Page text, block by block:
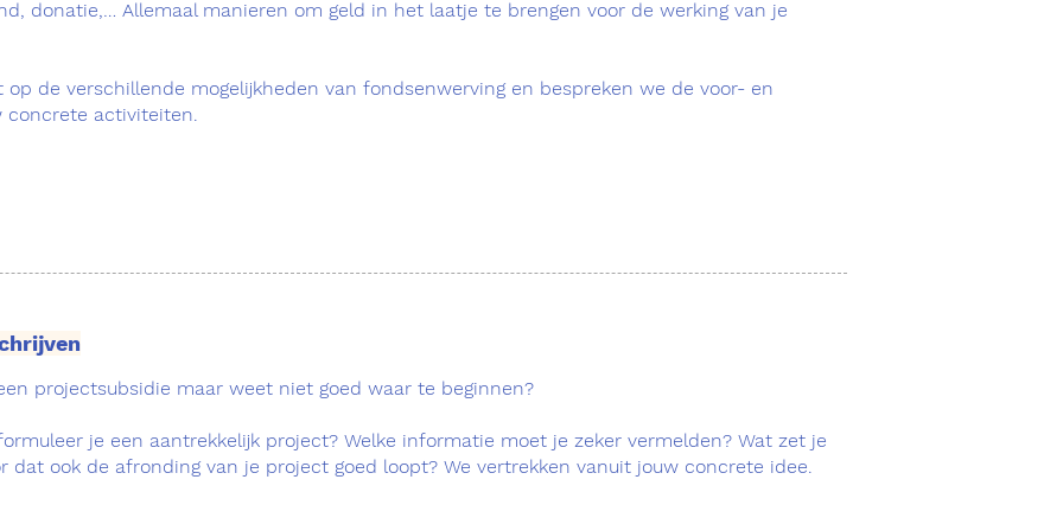
donatie,… Allemaal manieren om geld in het laatje te brengen voor de werking van je
de verschillende mogelijkheden van fondsenwerving en bespreken we de voor- en
concrete activiteiten.
projectsubsidie maar weet niet goed waar te beginnen?
je een aantrekkelijk project? Welke informatie moet je zeker vermelden? Wat zet je
dat ook de afronding van je project goed loopt? We vertrekken vanuit jouw concrete idee.